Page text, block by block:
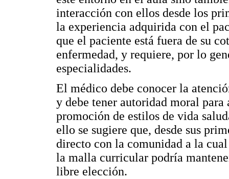
interacción con ellos desde los
la experiencia adquirida con el
que el paciente está fuera de su
enfermedad, y requiere, por lo
especialidades.
El médico debe conocer la
y debe tener autoridad moral
promoción de estilos de vida
ello se sugiere que, desde sus
directo con la comunidad a la
la malla curricular podría
libre elección.